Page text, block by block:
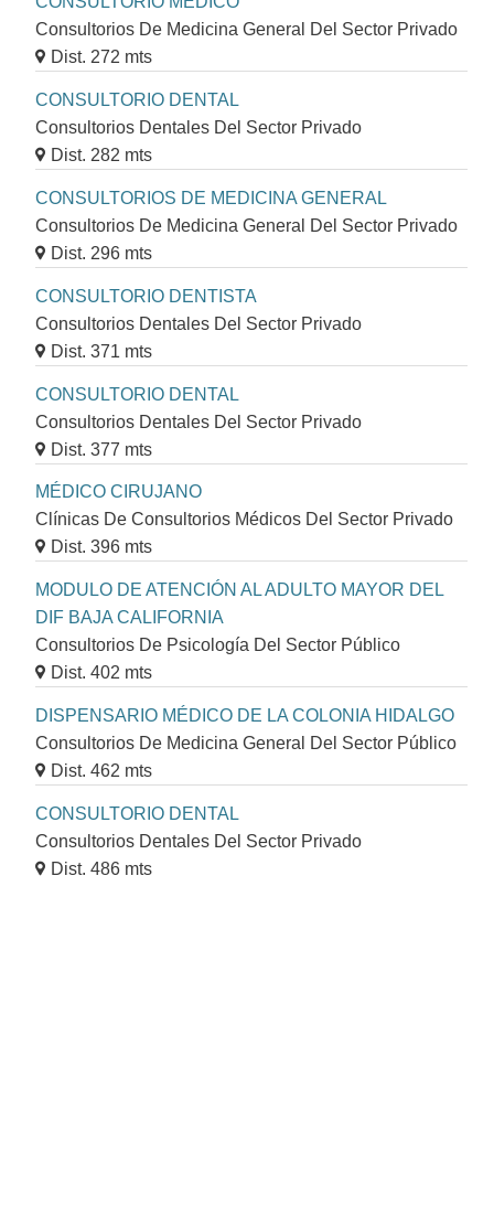
Consultorios De Medicina General Del Sector Privado
Dist. 272 mts
CONSULTORIO DENTAL
Consultorios Dentales Del Sector Privado
Dist. 282 mts
CONSULTORIOS DE MEDICINA GENERAL
Consultorios De Medicina General Del Sector Privado
Dist. 296 mts
CONSULTORIO DENTISTA
Consultorios Dentales Del Sector Privado
Dist. 371 mts
CONSULTORIO DENTAL
Consultorios Dentales Del Sector Privado
Dist. 377 mts
MÉDICO CIRUJANO
Clínicas De Consultorios Médicos Del Sector Privado
Dist. 396 mts
MODULO DE ATENCIÓN AL ADULTO MAYOR DEL
DIF BAJA CALIFORNIA
Consultorios De Psicología Del Sector Público
Dist. 402 mts
DISPENSARIO MÉDICO DE LA COLONIA HIDALGO
Consultorios De Medicina General Del Sector Público
Dist. 462 mts
CONSULTORIO DENTAL
Consultorios Dentales Del Sector Privado
Dist. 486 mts